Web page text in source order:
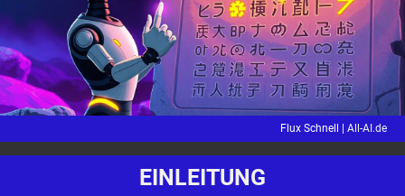
Flux Schnell | All-AI.de
EINLEITUNG